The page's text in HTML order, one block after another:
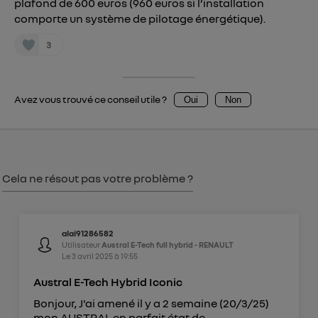
plafond de 600 euros (960 euros si l’installation
comporte un système de pilotage énergétique).
3
Avez vous trouvé ce conseil utile ? Oui Non
Cela ne résout pas votre problème ?
alai91286582
Utilisateur Austral E-Tech full hybrid - RENAULT
Le 3 avril 2025à 19:55
Austral E-Tech Hybrid Iconic
Bonjour, J'ai amené il y a 2 semaine (20/3/25)
uniquement sur la navigation de l'utilisateur du mobile.
Vous pouvez à tout moment retirer ce
consentement sur
Politique d'information sur les données
personnelles d'Utiq